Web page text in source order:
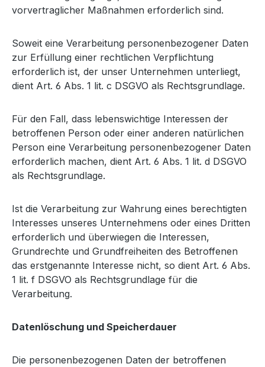
vorvertraglicher Maßnahmen erforderlich sind.
Soweit eine Verarbeitung personenbezogener Daten
zur Erfüllung einer rechtlichen Verpflichtung
erforderlich ist, der unser Unternehmen unterliegt,
dient Art. 6 Abs. 1 lit. c DSGVO als Rechtsgrundlage.
Für den Fall, dass lebenswichtige Interessen der
betroffenen Person oder einer anderen natürlichen
Person eine Verarbeitung personenbezogener Daten
erforderlich machen, dient Art. 6 Abs. 1 lit. d DSGVO
als Rechtsgrundlage.
Ist die Verarbeitung zur Wahrung eines berechtigten
Interesses unseres Unternehmens oder eines Dritten
erforderlich und überwiegen die Interessen,
Grundrechte und Grundfreiheiten des Betroffenen
das erstgenannte Interesse nicht, so dient Art. 6 Abs.
1 lit. f DSGVO als Rechtsgrundlage für die
Verarbeitung.
Datenlöschung und Speicherdauer
Die personenbezogenen Daten der betroffenen